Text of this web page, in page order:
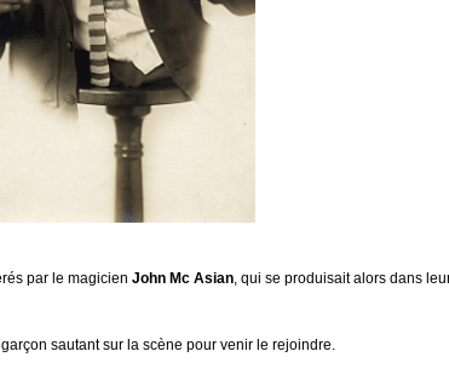
par le magicien John Mc Asian, qui se produisait alors dans
sautant sur la scène pour venir le rejoindre.